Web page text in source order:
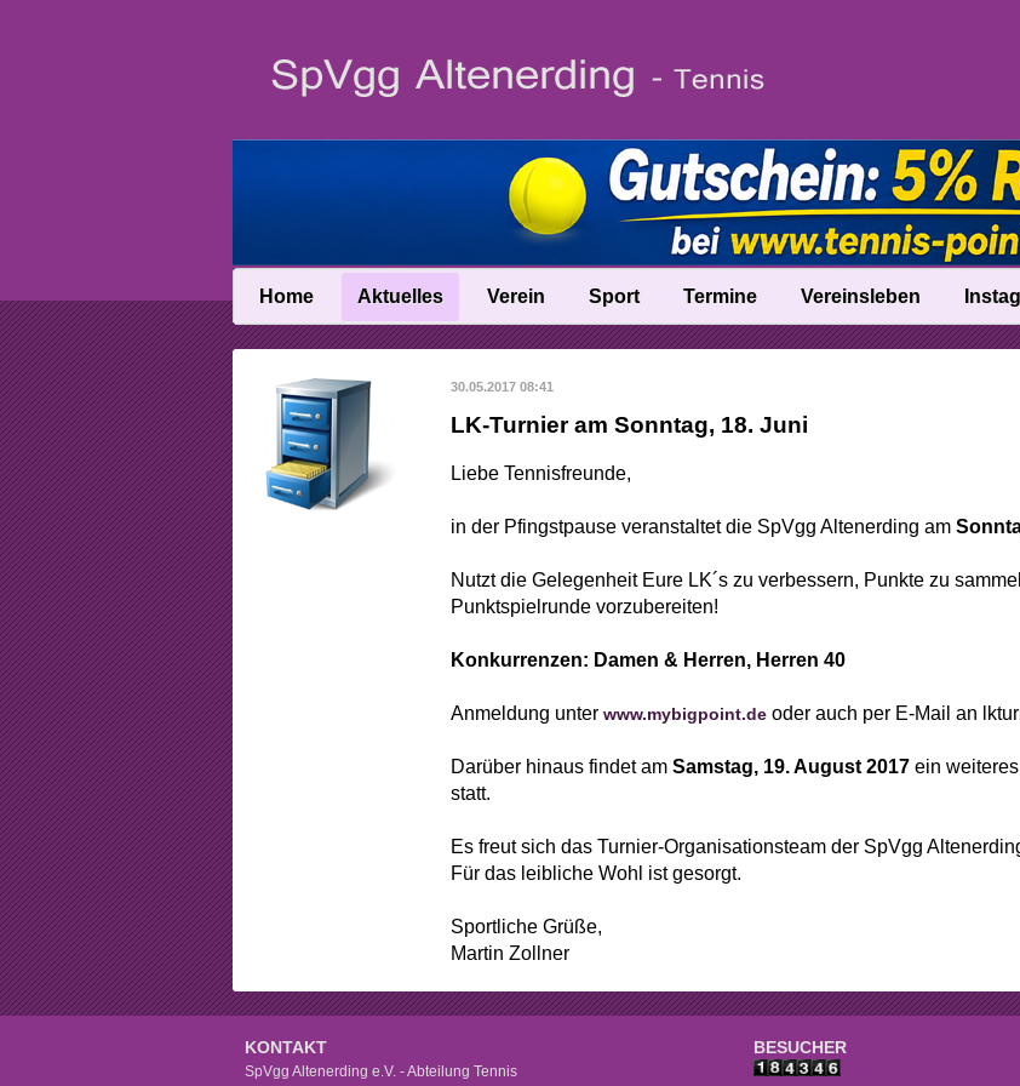
Home Aktuelles
News
News-Archiv
Verein
Vereinsinfo
Vereinschronik
Mitgliedschaft
Sport
Trainer
Tennistreff
Termine Vereinsleben
30.05.2017 08:41
LK-Turnier am Sonntag, 18. Juni
Liebe Tennisfreunde,
in der Pfingstpause veranstaltet die SpVgg Altenerding am
Nutzt die Gelegenheit Eure LK´s zu verbessern, Punkte zu
Punktspielrunde vorzubereiten!
Konkurrenzen: Damen & Herren, Herren 40
Anmeldung unter www.mybigpoint.de oder auch per E-Mail an
Darüber hinaus findet am Samstag, 19. August 2017 ein
statt.
Es freut sich das Turnier-Organisationsteam der SpVgg
Für das leibliche Wohl ist gesorgt.
Sportliche Grüße,
Martin Zollner
KONTAKT
SpVgg Altenerding e.V. - Abteilung Tennis
BESUCHER